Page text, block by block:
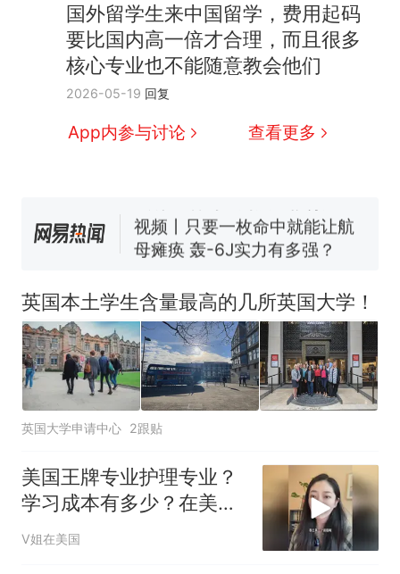
国外留学生来中国留学，费用起码
要比国内高一倍才合理，而且很多
核心专业也不能随意教会他们
2026-05-19 回复
App内参与讨论 查看更多
热 十多万人报名的考试，成绩
全部作废，公平么？
新 搬家报价570元，搬到楼下
交5060元才肯搬上楼！女子傻
眼了……
空调24小时开着反而更省电？
已叫停招聘，成立调查组全面
核查
视频丨只要一枚命中就能让航
母瘫痪 轰-6J实力有多强？
搜，网友：天塌了！
热 十多万人报名的考试，成绩
全部作废，公平么？
英国本土学生含量最高的几所英国大学！
英国大学申请中心 2跟贴
美国王牌专业护理专业？
学习成本有多少？在美国
读护理没有想的那么简单
V姐在美国